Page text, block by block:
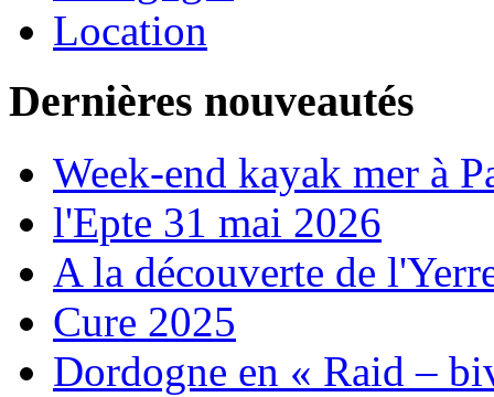
Location
Dernières nouveautés
Week-end kayak mer à
l'Epte 31 mai 2026
A la découverte de
Cure 2025
Dordogne en « Raid –